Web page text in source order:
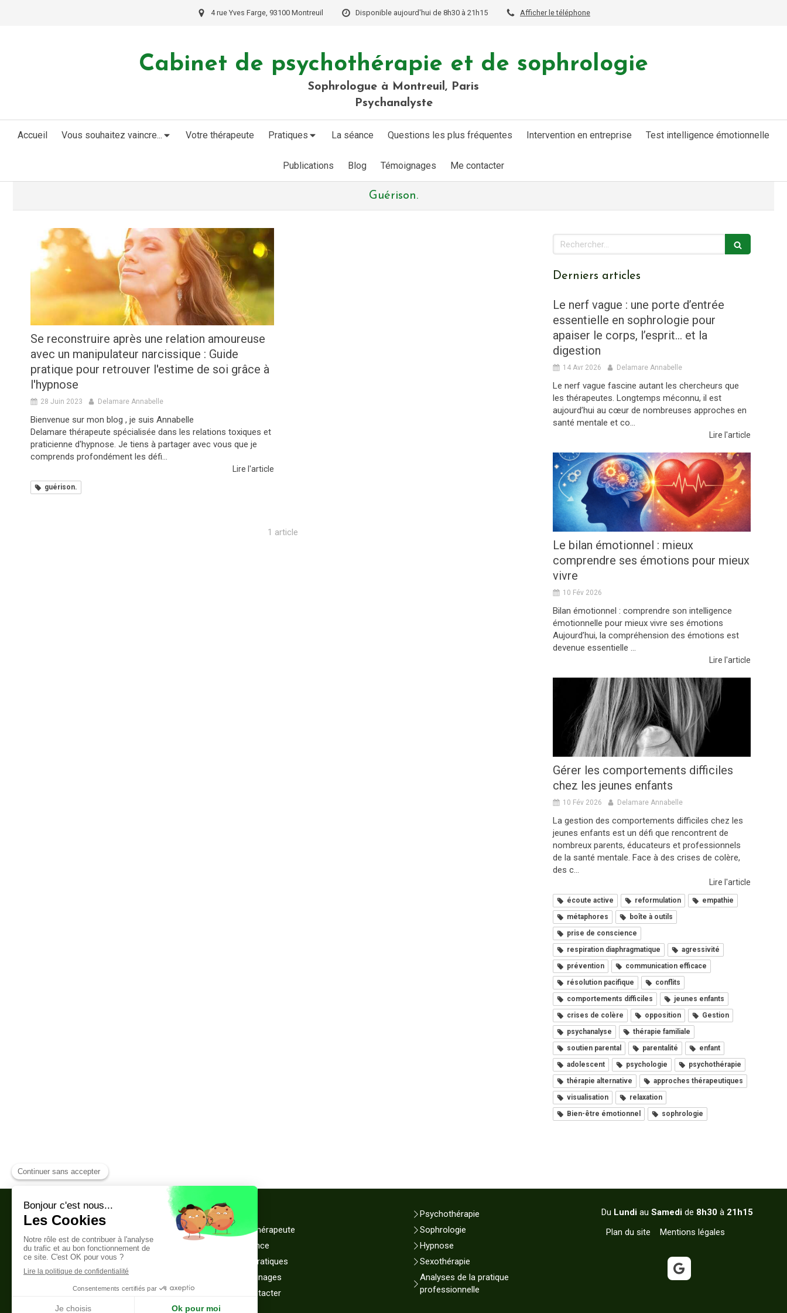
4 rue Yves Farge, 93100 Montreuil Disponible aujourd'hui de 8h30 à 21h15 Afficher le téléphone
Cabinet de psychothérapie et de sophrologie
Sophrologue à Montreuil, Paris
Psychanalyste
Accueil Vous souhaitez vaincre... Votre thérapeute Pratiques La séance Questions les plus fréquentes Intervention en entreprise Test intelligence émotionnelle
Publications Blog Témoignages Me contacter
Guérison.
Se reconstruire après une relation amoureuse
avec un manipulateur narcissique : Guide
pratique pour retrouver l'estime de soi grâce à
l'hypnose
28 Juin 2023 Delamare Annabelle
Bienvenue sur mon blog , je suis Annabelle
Delamare thérapeute spécialisée dans les relations toxiques et
praticienne d'hypnose. Je tiens à partager avec vous que je
comprends profondément les défi...
Lire l'article
guérison.
1 article
Rechercher
Derniers articles
Le nerf vague : une porte d’entrée
essentielle en sophrologie pour
apaiser le corps, l’esprit… et la
digestion
14 Avr 2026 Delamare Annabelle
Le nerf vague fascine autant les chercheurs que
les thérapeutes. Longtemps méconnu, il est
aujourd’hui au cœur de nombreuses approches en
santé mentale et co...
Lire l'article
Le bilan émotionnel : mieux
comprendre ses émotions pour mieux
vivre
10 Fév 2026
Bilan émotionnel : comprendre son intelligence
émotionnelle pour mieux vivre ses émotions
Aujourd’hui, la compréhension des émotions est
devenue essentielle ...
Lire l'article
Gérer les comportements difficiles
chez les jeunes enfants
10 Fév 2026 Delamare Annabelle
La gestion des comportements difficiles chez les
jeunes enfants est un défi que rencontrent de
nombreux parents, éducateurs et professionnels
de la santé mentale. Face à des crises de colère,
des c...
Lire l'article
écoute active reformulation
empathie
métaphores
boîte à outils
prise de conscience
respiration diaphragmatique
agressivité
prévention
communication efficace
résolution pacifique
conflits
comportements difficiles
jeunes enfants
crises de colère
opposition
Gestion
psychanalyse
thérapie familiale
soutien parental
parentalité
enfant
adolescent
psychologie
psychothérapie
thérapie alternative
approches thérapeutiques
visualisation
relaxation
Bien-être émotionnel
sophrologie
sophrologie
Sophrologue Montreuil 93100
4 rue Yves Farge
93100 Montreuil
Afficher le téléphone
Accueil
Votre thérapeute
La séance
Infos pratiques
Témoignages
Me contacter
Psychothérapie
Sophrologie
Hypnose
Sexothérapie
Analyses de la pratique
professionnelle
Du Lundi au Samedi de 8h30 à 21h15
Plan du site
Mentions légales